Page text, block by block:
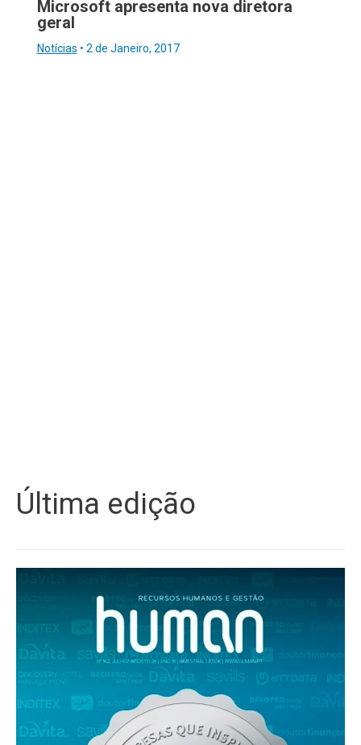
Microsoft apresenta nova diretora
geral
Notícias • 2 de Janeiro, 2017
Última edição